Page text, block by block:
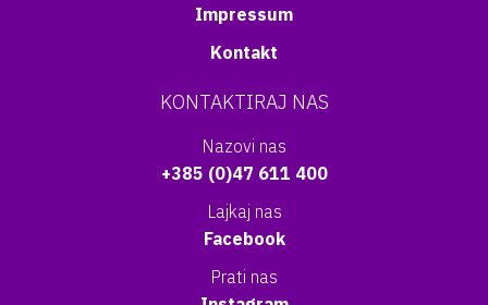
Impressum
Kontakt
KONTAKTIRAJ NAS
Nazovi nas
+385 (0)47 611 400
Lajkaj nas
Facebook
Prati nas